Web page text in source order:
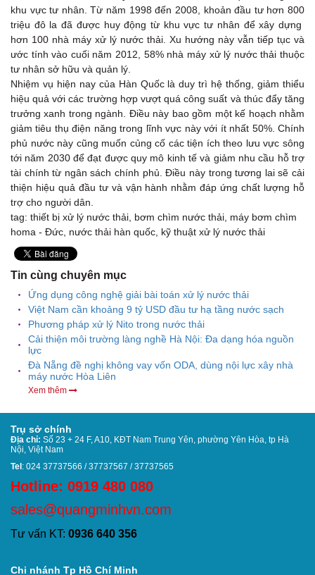
khu vực tư nhân. Từ năm 1998 đến 2008, khoản đầu tư hơn 800
triệu đô la đã được huy động từ khu vực tư nhân để xây dựng
hơn 100 nhà máy xử lý nước thải. Xu hướng này vẫn tiếp tục và
ước tính vào cuối năm 2012, 58% nhà máy xử lý nước thải thuộc
tư nhân sở hữu và quản lý.
Nhiệm vụ hiện nay của Hàn Quốc là duy trì hệ thống, giảm thiểu
hiệu quả với các trường hợp vượt quá công suất và thúc đẩy tăng
trưởng xanh trong ngành. Điều này bao gồm một kế hoạch nhằm
giảm tiêu thụ điện năng trong lĩnh vực này với ít nhất 50%. Chính
phủ nước này cũng muốn củng cố các tiện ích theo lưu vực sông
tới năm 2030 để đạt được quy mô kinh tế và giảm nhu cầu hỗ trợ
tài chính từ ngân sách chính phủ. Điều này trong tương lai sẽ cải
thiện hiệu quả đầu tư và vận hành nhằm đáp ứng chất lượng hỗ
trợ cho người dân.
tag: thiết bị xử lý nước thải, bơm chìm nước thải máy bơm chìm
homa - Đức , nước thải hàn quốc, kỹ thuật xử lý nước thải
Tin cùng chuyên mục
Ứng dụng công nghệ giải bài toán xử lý nước thải
Việt Nam cần khoảng 9 tỷ USD đầu tư hạ tầng nước sạch
Phương pháp xử lý Nito trong nước thải
Cải thiện môi trường làng nghề Hà Nội: Đa dạng hóa nguồn
lực
Đà Nẵng đề nghị không vay vốn ODA, dùng nội lực xây nhà
máy nước Hòa Liên
Xem thêm
Trụ sở chính
Địa chỉ: Số 23 + 24 F, A10, KĐT Nam Trung Yên, phường Yên Hòa, tp Hà
Nội, Việt Nam
Tel : 024 37737566 / 37737567 / 37737565
Hotline: 0919 480 080
sales@quangminhvn.com
Tư vấn KT: 0936 640 356
Chi nhánh Tp Hồ Chí Minh